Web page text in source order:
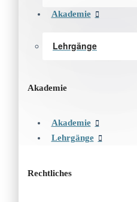
Akademie
Lehrgänge
Akademie
Akademie
Lehrgänge
Rechtliches